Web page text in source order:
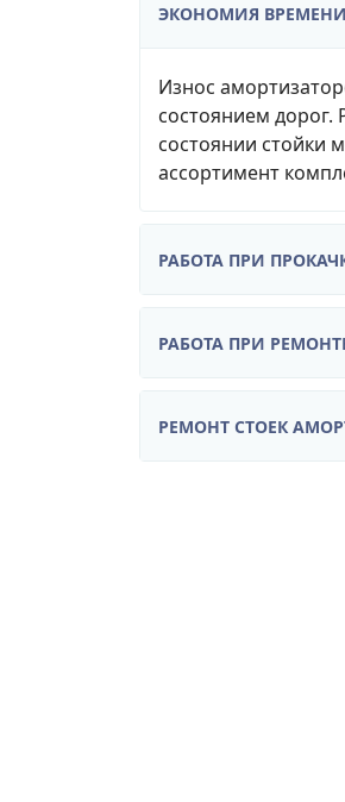
ЭКОНОМИЯ ВРЕМЕНИ
Износ
состоянием
состоянии стойки
ассортимент
РАБОТА ПРИ
РАБОТА ПРИ
РЕМОНТ СТОЕК